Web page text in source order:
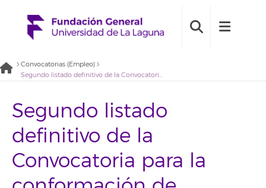
Convocatorias (Empleo)
Segundo listado definitivo de la Convocatoria para la conformación de una bolsa de empleo para participar en el Proyecto «Comunidad 2022» (2022BDE008)
Segundo listado
definitivo de la
Convocatoria para la